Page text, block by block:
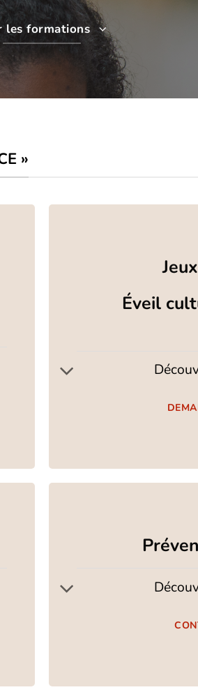
les formations
»
Éveil